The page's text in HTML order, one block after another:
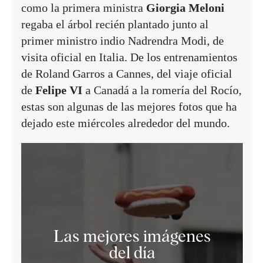
como la primera ministra Giorgia Meloni
regaba el árbol recién plantado junto al
primer ministro indio Nadrendra Modi, de
visita oficial en Italia. De los entrenamientos
de Roland Garros a Cannes, del viaje oficial
de Felipe VI a Canadá a la romería del Rocío,
estas son algunas de las mejores fotos que ha
dejado este miércoles alrededor del mundo.
Las mejores imágenes
del día